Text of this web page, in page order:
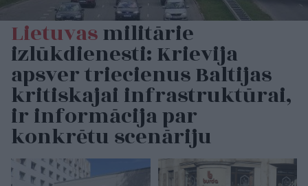
Lietuvasmilitārie
izlūkdienesti: Krievija
apsver triecienus Baltijas
kritiskajai infrastruktūrai,
ir informācija par
konkrētu scenāriju